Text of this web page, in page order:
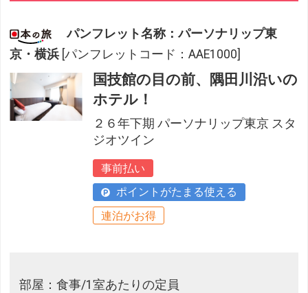
パンフレット名称：パーソナリップ東
京・横浜 [パンフレットコード：AAE1000]
国技館の目の前、隅田川沿いの
ホテル！
２６年下期 パーソナリップ東京 スタ
ジオツイン
事前払い
ポイントがたまる使える
連泊がお得
部屋：食事/1室あたりの定員